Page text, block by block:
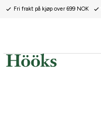
Fri frakt på kjøp over 699 NOK